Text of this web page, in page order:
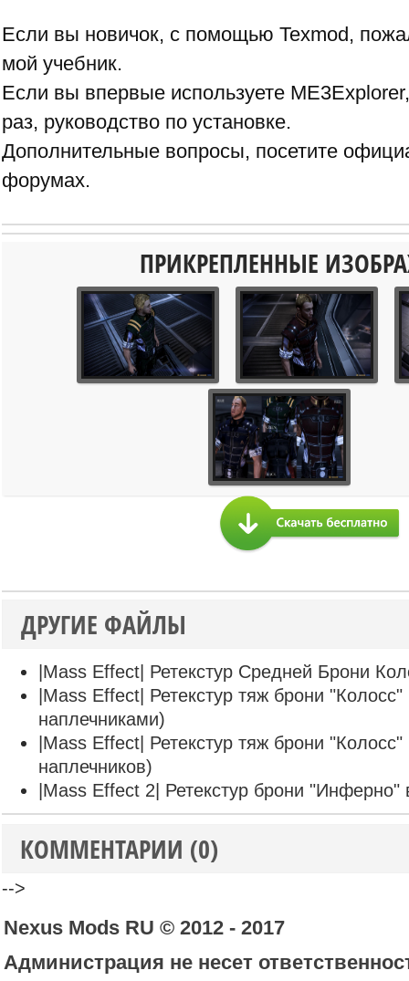
Если вы новичок, с помощью Texmod,
мой учебник.
Если вы впервые используете
раз, руководство по установке.
Дополнительные вопросы, посетите
форумах.
ПРИКРЕПЛЕННЫЕ
ДРУГИЕ ФАЙЛЫ
|Mass Effect| Ретекстур Средней Брони
|Mass Effect| Ретекстур тяж брони
наплечниками)
|Mass Effect| Ретекстур тяж брони
наплечников)
|Mass Effect 2| Ретекстур брони "Инферно"
КОММЕНТАРИИ (0)
-->
Nexus Mods RU © 2012 - 2017
Администрация не несет